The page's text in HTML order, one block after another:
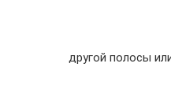
другой полосы